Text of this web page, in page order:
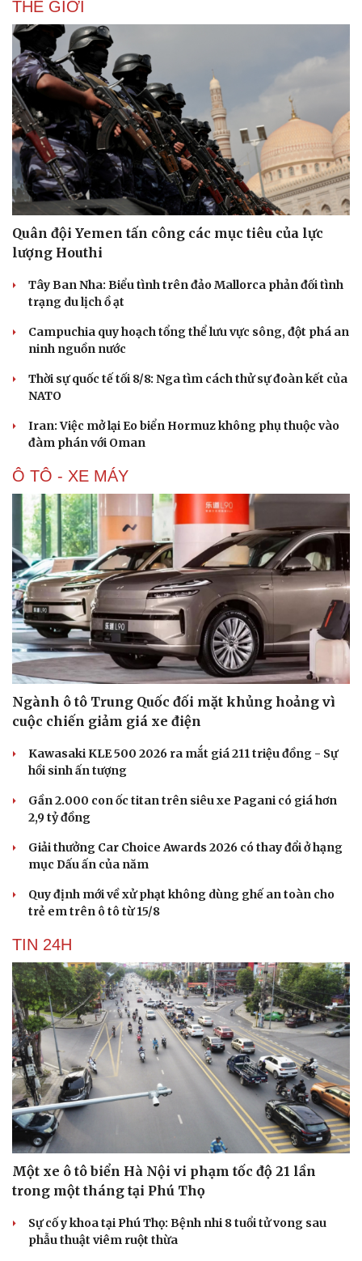
Cải chính
THẾ GIỚI
Quân đội Yemen tấn công các mục tiêu của lực
lượng Houthi
Tây Ban Nha: Biểu tình trên đảo Mallorca phản đối tình
trạng du lịch ồ ạt
Campuchia quy hoạch tổng thể lưu vực sông, đột phá an
ninh nguồn nước
Thời sự quốc tế tối 8/8: Nga tìm cách thử sự đoàn kết của
NATO
Iran: Việc mở lại Eo biển Hormuz không phụ thuộc vào
đàm phán với Oman
Ô TÔ - XE MÁY
Ngành ô tô Trung Quốc đối mặt khủng hoảng vì
cuộc chiến giảm giá xe điện
Kawasaki KLE 500 2026 ra mắt giá 211 triệu đồng - Sự
hồi sinh ấn tượng
Gần 2.000 con ốc titan trên siêu xe Pagani có giá hơn
2,9 tỷ đồng
Giải thưởng Car Choice Awards 2026 có thay đổi ở hạng
mục Dấu ấn của năm
Quy định mới về xử phạt không dùng ghế an toàn cho
trẻ em trên ô tô từ 15/8
TIN 24H
Một xe ô tô biển Hà Nội vi phạm tốc độ 21 lần
trong một tháng tại Phú Thọ
Sự cố y khoa tại Phú Thọ: Bệnh nhi 8 tuổi tử vong sau
phẫu thuật viêm ruột thừa